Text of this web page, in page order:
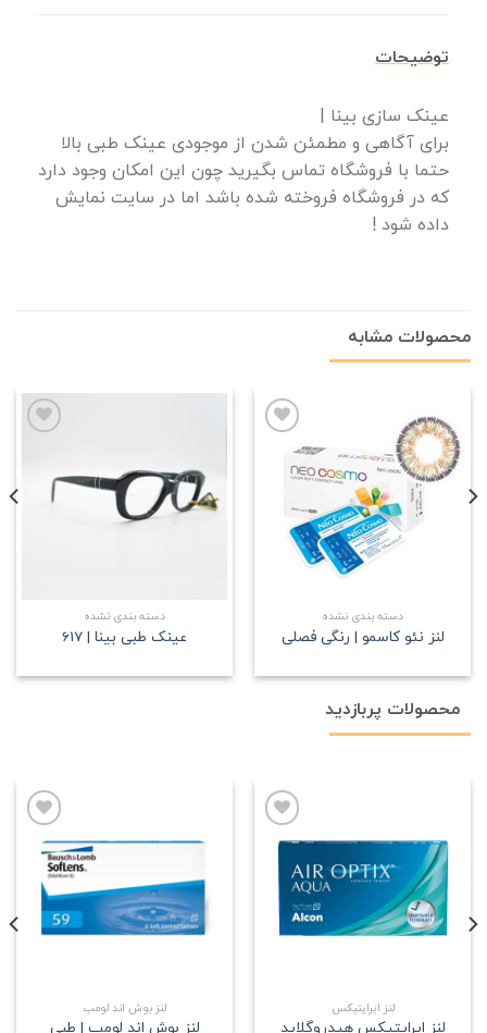
توضیحات
عینک سازی بینا |
برای آگاهی و مطمئن شدن از موجودی عینک طبی بالا
حتما با فروشگاه تماس بگیرید چون این امکان وجود دارد
که در فروشگاه فروخته شده باشد اما در سایت نمایش
داده شود !
محصولات مشابه
علاقه
دسته بندی نشده
لنز نئو کاسمو | رنگی فصلی
مندی
دسته بندی نشده
عینک طبی بینا | 617
محصولات پربازدید
مندی
لنز ایراپتیکس
لنز ایراپتیکس هیدروگلاید
علاقه
مندی
لنز بوش اند لومب
لنز بوش اند لومب | طبی